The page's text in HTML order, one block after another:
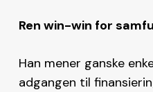
Ren win-win for
Han mener ganske
adgangen til